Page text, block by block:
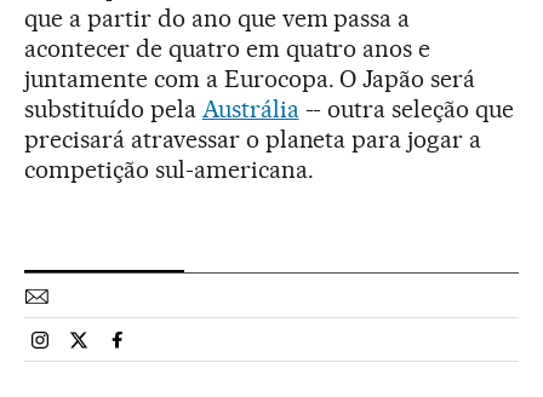
que a partir do ano que vem passa a
acontecer de quatro em quatro anos e
juntamente com a Eurocopa. O Japão será
substituído pela Austrália-- outra seleção que
precisará atravessar o planeta para jogar a
competição sul-americana.
Esportes El País Brasil en Instagram
Esportes El País Brasil en Twitter
Esportes El País Brasil en Facebook